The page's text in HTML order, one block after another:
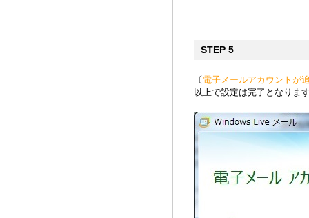
STEP 5
〔 電子メールアカウントが
以上で設定は完了となりま